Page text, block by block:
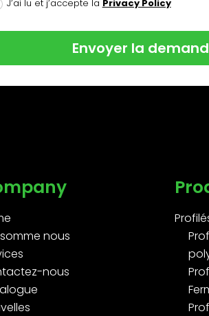
J’ai lu et j’accepte la Privacy Policy
Envoyer la
nous
nous